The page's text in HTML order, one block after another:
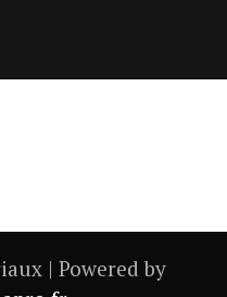
| Powered by